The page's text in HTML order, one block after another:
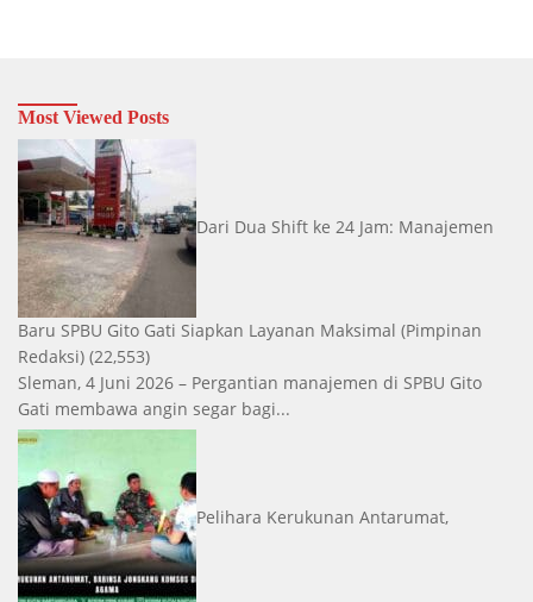
Most Viewed Posts
Dari Dua Shift ke 24 Jam: Manajemen
Baru SPBU Gito Gati Siapkan Layanan Maksimal (Pimpinan
Redaksi) (22,553)
Sleman, 4 Juni 2026 – Pergantian manajemen di SPBU Gito
Gati membawa angin segar bagi...
Pelihara Kerukunan Antarumat,